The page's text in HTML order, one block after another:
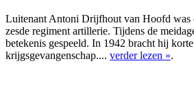
Luitenant Antoni Drijfhout van Hoofd was
zesde regiment artillerie. Tijdens de
betekenis gespeeld. In 1942 bracht hij
krijgsgevangenschap.... verder lezen ».